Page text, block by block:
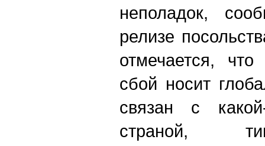
неполадок,
релизе
отмечается,
сбой носит
связан с
страной,